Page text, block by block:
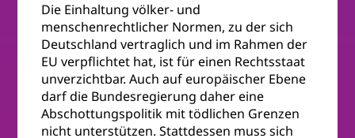
Die Einhaltung völker- und
menschenrechtlicher Normen, zu der sich
Deutschland vertraglich und im Rahmen der
EU verpflichtet hat, ist für einen Rechtsstaat
unverzichtbar. Auch auf europäischer Ebene
darf die Bundesregierung daher eine
Abschottungspolitik mit tödlichen Grenzen
nicht unterstützen. Stattdessen muss sich